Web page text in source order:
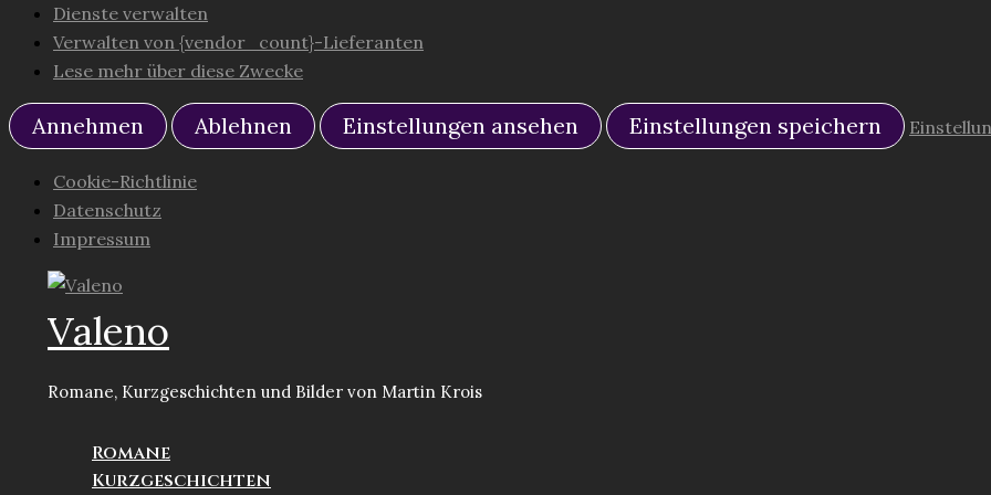
Dienste verwalten
Verwalten von {vendor_count}-Lieferanten
Lese mehr über diese Zwecke
Annehmen Ablehnen Einstellungen ansehen Einstellungen speichern
Cookie-Richtlinie
Datenschutz
Impressum
springen
Valeno
Romane, Kurzgeschichten und Bilder von Martin Krois
Romane
Kurzgeschichten